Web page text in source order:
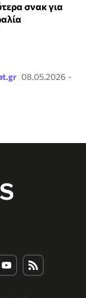
σνακ για
08.05.2026 -